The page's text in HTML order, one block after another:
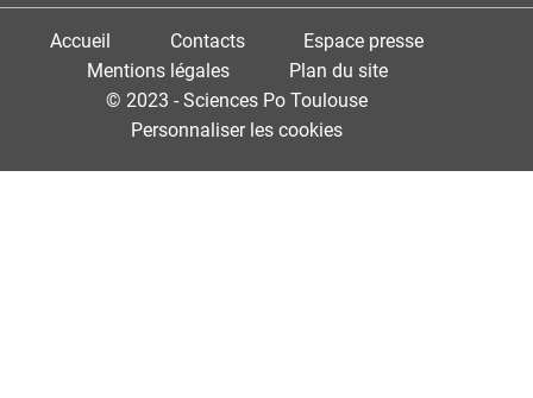
Accueil Contacts
Espace presse
Mentions légales
Plan du site
© 2023 - Sciences Po Toulouse
Personnaliser les cookies